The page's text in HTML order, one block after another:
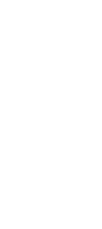
(zdarma) a TV s plochou
nebo terasou,
35 m²). Ručníky jsou
nebo terasou,
35 m²). Ručníky jsou